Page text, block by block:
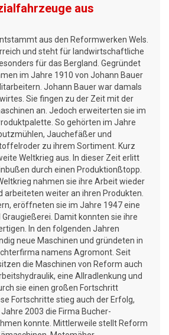
aus
aus den Reformwerken Wels.
und steht für landwirtschaftliche
für das Bergland. Gegründet
im Jahre 1910 von Johann Bauer
Johann Bauer war damals
Sie fingen zu der Zeit mit der
an. Jedoch erweiterten sie im
So gehörten im Jahre
Jauchefäßer und
zu ihrem Sortiment. Kurz
Weltkrieg aus. In dieser Zeit erlitt
durch einen Produktionßtopp.
nahmen sie ihre Arbeit wieder
arbeiteten weiter an ihren Produkten.
eröffneten sie im Jahre 1947 eine
Damit konnten sie ihre
In den folgenden Jahren
neue Maschinen und gründeten in
namens Agromont. Seit
die Maschinen von Reform auch
eine Allradlenkung und
sie einen großen Fortschritt
Fortschritte stieg auch der Erfolg,
2003 die Firma Bucher-
konnte. Mittlerweile stellt Reform